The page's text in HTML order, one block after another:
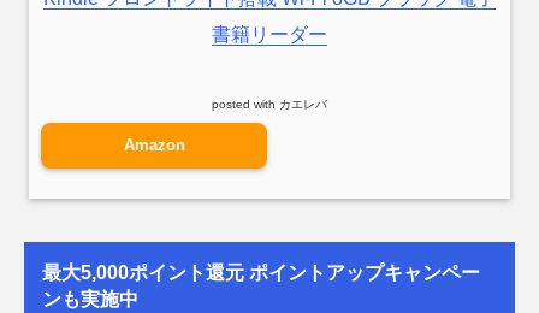
書籍リーダー
posted with カエレバ
Amazon
最大5,000ポイント還元 ポイントアップキャンペー
ンも実施中